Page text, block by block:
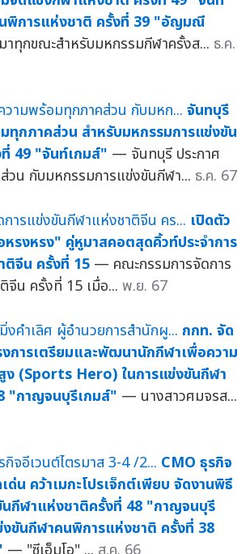
พิการแห่งชาติ ครั้งที่ 39 "อัญมณี
าทุกขณะสำหรับมหกรรมกีฬาครั้งส... ธ.ค.
จันทบุรี
ทุกภาคส่วน สำหรับมหกรรมการแข่งขัน
49 "จันท์เกมส์" — จันทบุรี ประกาศ
วน กับมหกรรมการแข่งขันกีฬา... ธ.ค. 67
เปิดตัว
รงหรง" คู่หูมาสคอตสุดคิ้วท์ประจำการ
ติจีน ครั้งที่ 15 — คณะกรรมการจัดการ
จีน ครั้งที่ 15 เมื่อ... พ.ย. 67
กกท. จัด
งการเตรียมและพัฒนานักกีฬาเพื่อความ
ง (Sports Hero) ในการแข่งขันกีฬา
"กาญจนบุรีเกมส์" — นางสาวศมจรส...
CMO ธุรกิจ
ด่น คว้าเมกะโปรเจ็กต์เพียบ จัดงานพิธี
นกีฬาแห่งชาติครั้งที่ 48 "กาญจนบุรี
งขันกีฬาคนพิการแห่งชาติ ครั้งที่ 38